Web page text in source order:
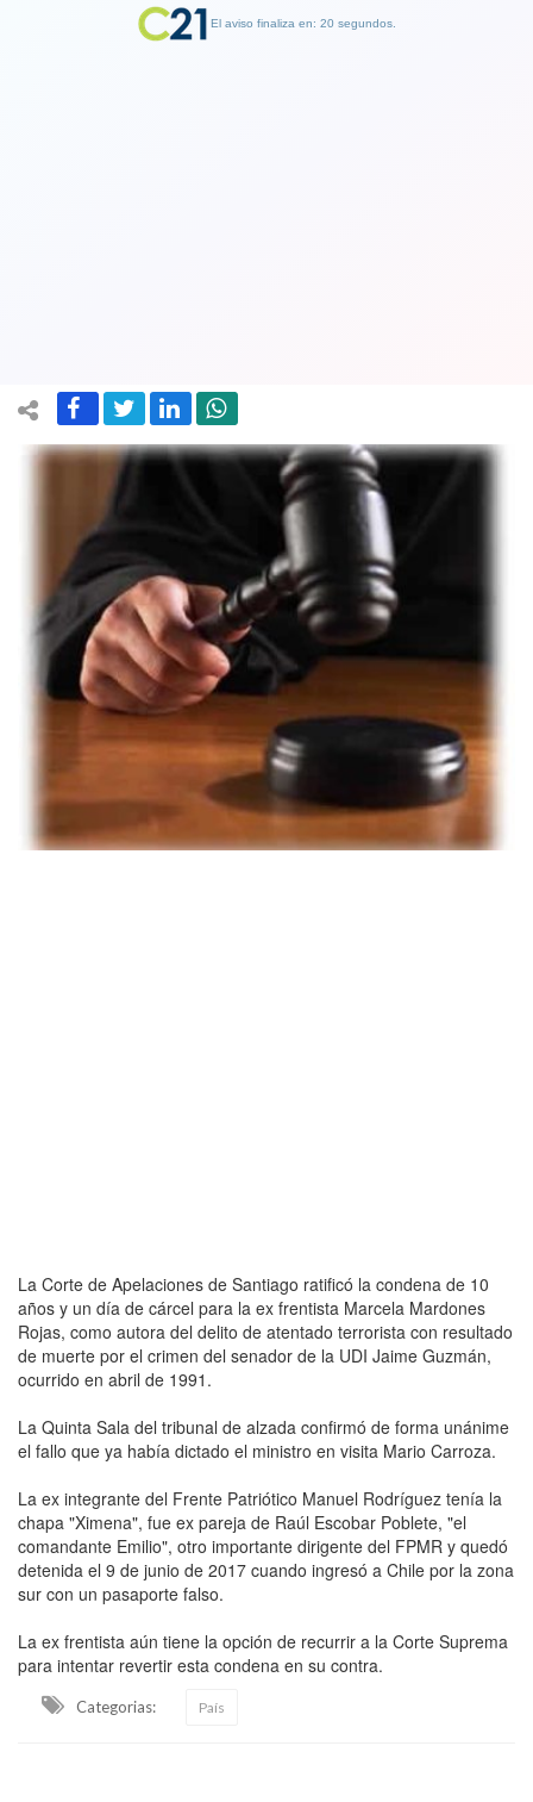
La Corte de Apelaciones de Santiago ratificó la condena de 10
años y un día de cárcel para la ex frentista Marcela Mardones
Rojas, como autora del delito de atentado terrorista con resultado
de muerte por el crimen del senador de la UDI Jaime Guzmán,
ocurrido en abril de 1991.
La Quinta Sala del tribunal de alzada confirmó de forma unánime
el fallo que ya había dictado el ministro en visita Mario Carroza.
La ex integrante del Frente Patriótico Manuel Rodríguez tenía la
chapa "Ximena", fue ex pareja de Raúl Escobar Poblete, "el
comandante Emilio", otro importante dirigente del FPMR y quedó
detenida el 9 de junio de 2017 cuando ingresó a Chile por la zona
sur con un pasaporte falso.
La ex frentista aún tiene la opción de recurrir a la Corte Suprema
para intentar revertir esta condena en su contra.
Categorias: País
El aviso finaliza en: 19 segundos.